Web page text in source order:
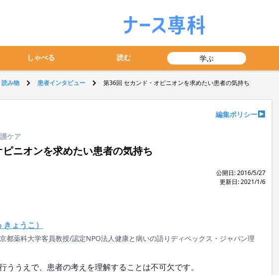
しゃべる 読む 学ぶ
み物 患者インタビュー 第36回 セカンド・オピニオンを求めたい患者の気持ち
編集ポリシー
ケア
ニオンを求めたい患者の気持ち
公開日: 2016/5/27
更新日: 2021/1/6
ょうこ）
薬科大学客員教授/認定NPO法人健康と病いの語りディペックス・ジャパン理
ううえで、患者の考えを理解することは不可欠です。